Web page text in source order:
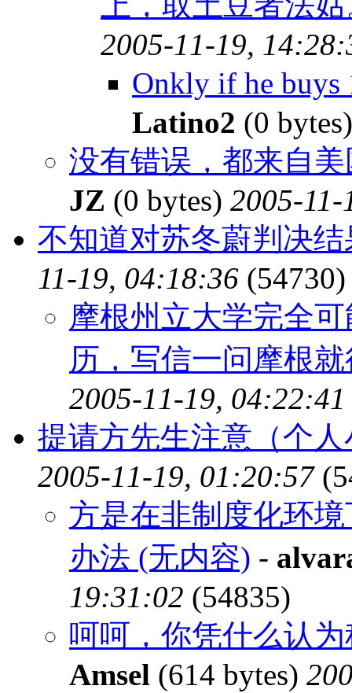
2005-11-19,
Onkly if he buys
Latino2 (0
没有错误，都来自
JZ (0 bytes) 2005-
不知道对苏冬蔚判决
11-19, 04:18:36 (54730)
摩根州立大学完全
历，写信一问摩根
2005-11-19, 04:22:41
提请方先生注意（个
2005-11-19, 01:20:57
方是在非制度化环
办法 (无内容) -
19:31:02 (54835)
呵呵，你凭什么认
Amsel (614 bytes)